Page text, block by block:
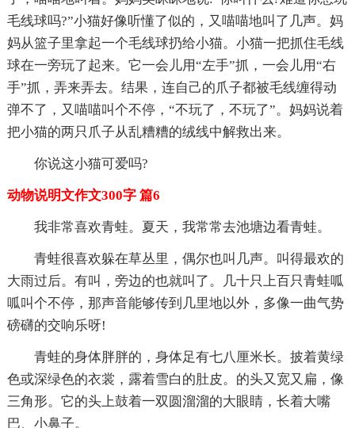
毛线球吗?”小猫好像听懂了似的，又喵喵地叫了几声。妈
妈从篮子里拿起一个毛线球扔给小猫。小猫一把抓住毛线
球在一旁玩了起来。它一会儿用“左手”抓，一会儿用“右
手”抓，弄来弄去。结果，连自己的爪子都被毛线缠得动
弹不了，又喵喵叫个不停，“不玩了，不玩了”。妈妈说着
把小猫的两只爪子从乱糟糟的绒线中解救出来。
你说这小猫可爱吗?
动物说明文作文300字 篇6
我非常喜欢青蛙。夏天，我常常去池塘边看青蛙。
青蛙很喜欢躲在草丛里，偶尔也叫几声。叫得最欢的
大雨过后。有叫，旁边的也就叫了。几十只上百只青蛙呱
呱叫个不停，那声音能够传到几里地以外，多像一曲气势
磅礴的交响乐呀!
青蛙的身体胖胖的，身体足有七八厘米长。披着黄绿
色或深绿色的衣裳，露着雪白的肚皮。的头又宽又扁，像
三角形。它的头上鼓着一双圆溜溜的大眼睛，长着大嘴
巴、小鼻子。